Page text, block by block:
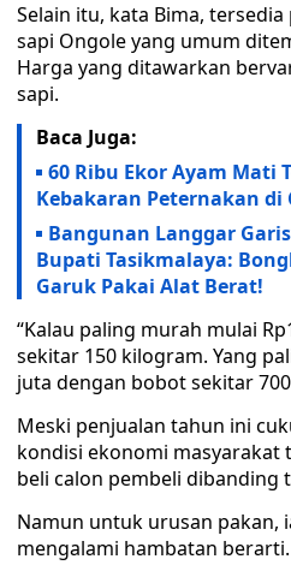
Selain itu, kata Bima,
sapi Ongole yang umum
Harga yang ditawarkan
sapi.
Baca Juga:
60 Ribu Ekor Ayam Mati
Kebakaran Peternakan di
Bangunan Langgar
Bupati Tasikmalaya:
Garuk Pakai Alat Berat!
“Kalau paling murah mulai
sekitar 150 kilogram. Yang
juta dengan bobot sekitar
Meski penjualan tahun ini
kondisi ekonomi
beli calon pembeli dibanding
Namun untuk urusan pakan,
mengalami hambatan berarti.